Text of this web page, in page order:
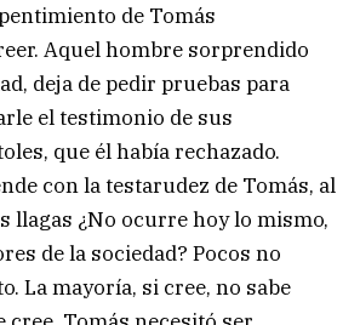
de Tomás
Aquel hombre sorprendido
deja de pedir pruebas para
el testimonio de sus
que él había rechazado.
con la testarudez de Tomás, al
llagas ¿No ocurre hoy lo mismo,
de la sociedad? Pocos no
La mayoría, si cree, no sabe